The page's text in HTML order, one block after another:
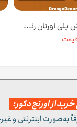
دیوارپوش پلی اورتان رنگ طوسی روشن کد W002-1 ابعاد 110*37 سانت
از اورنج دکور:
به‌صورت اینترنتی و